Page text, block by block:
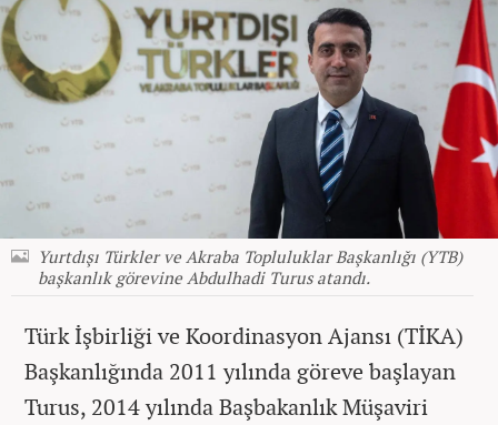
Yurtdışı Türkler ve Akraba Topluluklar Başkanlığı (YTB)
başkanlık görevine Abdulhadi Turus atandı.
Türk İşbirliği ve Koordinasyon Ajansı (TİKA)
Başkanlığında 2011 yılında göreve başlayan
Turus, 2014 yılında Başbakanlık Müşaviri